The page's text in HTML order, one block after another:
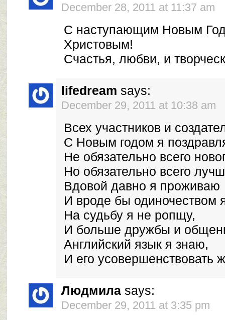
December 28, 2011 at 11:37 am
С наступающим Новым
Христовым!
Счастья, любви, и
lifedream says:
December 29, 2011 at 10:38 am
Всех участников и
С Новым годом я
Не обязательно всего
Но обязательно всего
Вдовой давно я проживаю
И вроде бы одиночеством
На судьбу я не ропщу,
И больше дружбы и
Английский язык я знаю,
И его усовершенствовать
Людмила says:
December 29, 2011 at 3:35 pm